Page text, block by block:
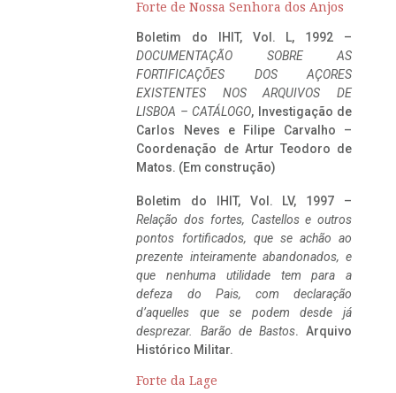
Forte de Nossa Senhora dos Anjos
Boletim do IHIT, Vol. L, 1992 –
DOCUMENTAÇÃO SOBRE AS
FORTIFICAÇÕES DOS AÇORES
EXISTENTES NOS ARQUIVOS DE
LISBOA – CATÁLOGO, Investigação de
Carlos Neves e Filipe Carvalho –
Coordenação de Artur Teodoro de
Matos. (Em construção)
Boletim do IHIT, Vol. LV, 1997 –
Relação dos fortes, Castellos e outros
pontos fortificados, que se achão ao
prezente inteiramente abandonados, e
que nenhuma utilidade tem para a
defeza do Pais, com declaração
d’aquelles que se podem desde já
desprezar. Barão de Bastos. Arquivo
Histórico Militar.
Forte da Lage